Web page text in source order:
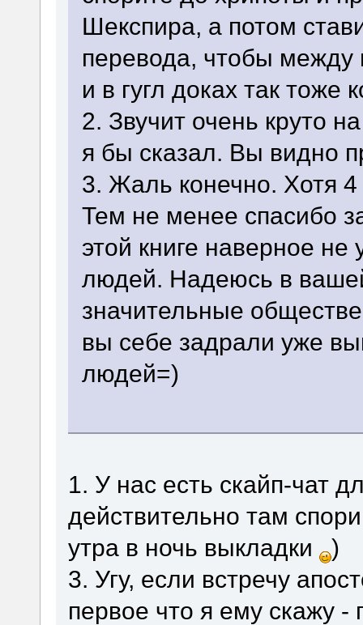
Шекспира, а потом
перевода, чтобы
и в гугл доках так тоже
2. Звучит очень круто
я бы сказал. Вы видно
3. Жаль конечно. Хотя
Тем не менее спасибо
этой книге наверное не
людей. Надеюсь в
значительные
вы себе задрали уже
людей=)
1. У нас есть скайп-чат
действительно там
утра в ночь выкладки
)
3. Угу, если встречу
первое что я ему скажу -